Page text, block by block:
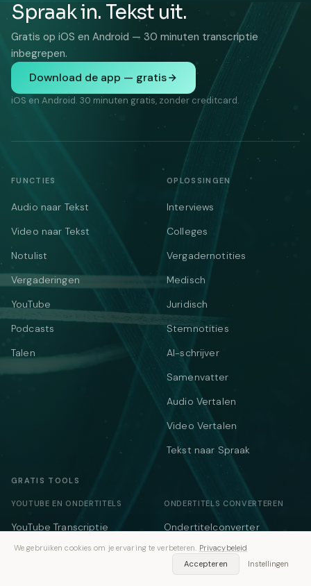
Spraak in. Tekst uit.
Gratis op iOS en Android — 30 minuten transcriptie
inbegrepen.
Download de app — gratis
iOS en Android. 30 minuten gratis, zonder creditcard.
FUNCTIES
Audio naar Tekst
Video naar Tekst
Notulist
Vergaderingen
YouTube
Podcasts
Talen
OPLOSSINGEN
Interviews
Colleges
Vergadernotities
Medisch
Juridisch
Stemnotities
AI-schrijver
Samenvatter
Audio Vertalen
Video Vertalen
Tekst naar Spraak
GRATIS TOOLS
YOUTUBE EN ONDERTITELS
YouTube Transcriptie
Ondertitelgenerator
ONDERTITELS CONVERTEREN
Ondertitelconverter
VTT ↔ SRT
SRT naar VTT
We gebruiken cookies om je ervaring te verbeteren. Privacybeleid
Accepteren
Instellingen